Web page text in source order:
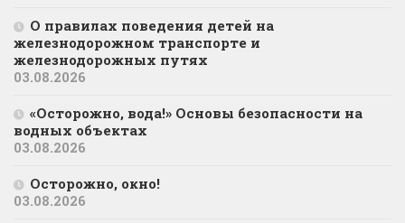
О правилах поведения детей на
железнодорожном транспорте и
железнодорожных путях
03.08.2026
«Осторожно, вода!» Основы безопасности на
водных объектах
03.08.2026
Осторожно, окно!
03.08.2026